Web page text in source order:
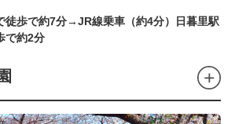
徒歩で約7分→JR線乗車（約4分）日暮里駅
で約2分